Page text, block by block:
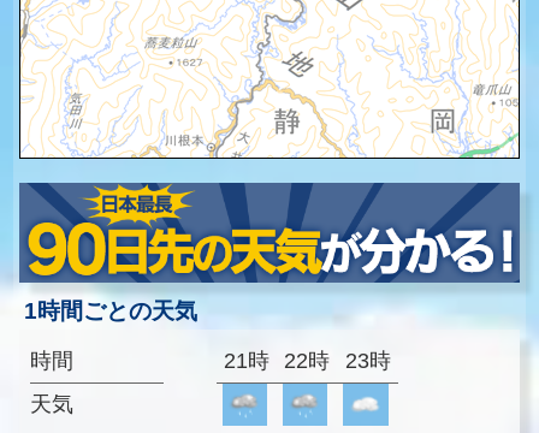
1時間ごとの天気
時間
天気
21時 22時 23時